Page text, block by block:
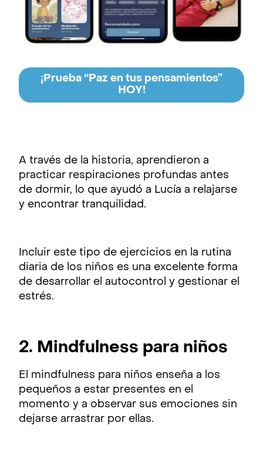
¡Prueba “Paz en tus pensamientos”
HOY!
A través de la historia, aprendieron a
practicar respiraciones profundas antes
de dormir, lo que ayudó a Lucía a relajarse
y encontrar tranquilidad.
Incluir este tipo de ejercicios en la rutina
diaria de los niños es una excelente forma
de desarrollar el autocontrol y gestionar el
estrés.
2. Mindfulness para niños
El mindfulness para niños enseña a los
pequeños a estar presentes en el
momento y a observar sus emociones sin
dejarse arrastrar por ellas.